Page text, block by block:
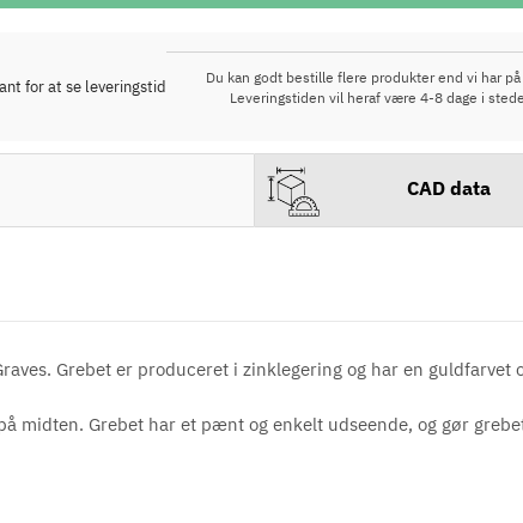
Grebet er produceret i zinklegering og har en guldfarvet
midten. Grebet har et pænt og enkelt udseende, og gør
for at se leveringstid
Du kan godt bestille flere produkter end vi har på
Leveringstiden vil heraf være 4-8 dage i
CAD data